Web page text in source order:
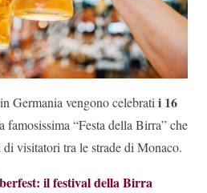
Germania vengono celebrati i 16
famosissima “Festa della Birra” che
visitatori tra le strade di Monaco.
il festival della Birra